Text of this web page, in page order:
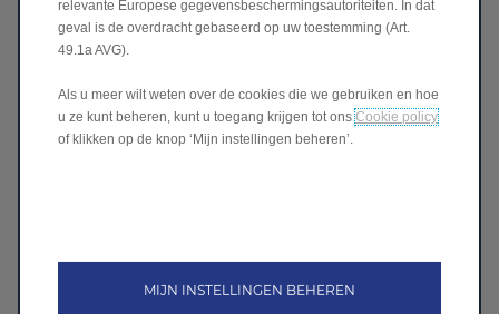
stock? Vul dit formulier in en een verkoopsadviseur van
Leapmotor neemt zo snel mogelijk contact met je op.
Model *
Naam *
relevante Europese gegevensbeschermingsautoriteiten. In dat
geval is de overdracht gebaseerd op uw toestemming (Art.
49.1a AVG).
Als u meer wilt weten over de cookies die we gebruiken en hoe
u ze kunt beheren, kunt u toegang krijgen tot onsCookie policy
of klikken op de knop ‘Mijn instellingen beheren’.
MIJN INSTELLINGEN BEHEREN